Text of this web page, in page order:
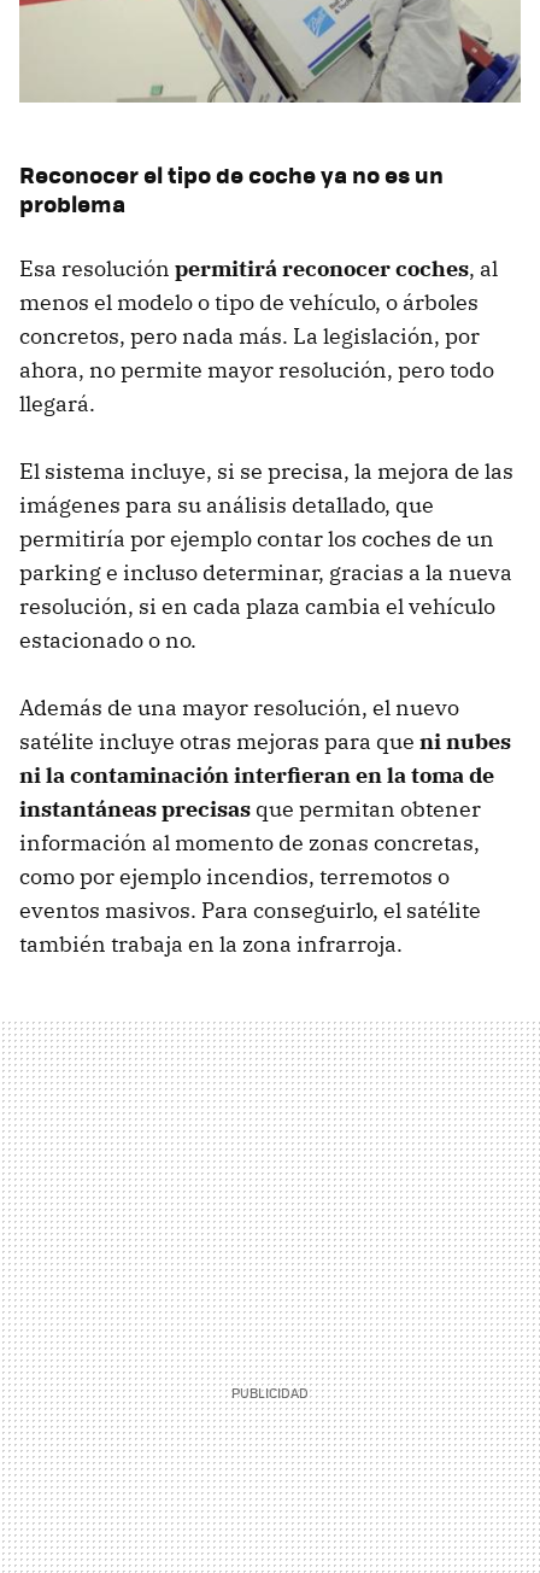
Reconocer el tipo de coche ya no es un
problema
Esa resolución permitirá reconocer coches, al
menos el modelo o tipo de vehículo, o árboles
concretos, pero nada más. La legislación, por
ahora, no permite mayor resolución, pero todo
llegará.
El sistema incluye, si se precisa, la mejora de las
imágenes para su análisis detallado, que
permitiría por ejemplo contar los coches de un
parking e incluso determinar, gracias a la nueva
resolución, si en cada plaza cambia el vehículo
estacionado o no.
Además de una mayor resolución, el nuevo
satélite incluye otras mejoras para que ni nubes
ni la contaminación interfieran en la toma de
instantáneas precisas que permitan obtener
información al momento de zonas concretas,
como por ejemplo incendios, terremotos o
eventos masivos. Para conseguirlo, el satélite
también trabaja en la zona infrarroja.